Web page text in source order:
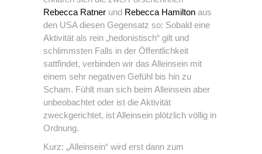
Rebecca Ratner und Rebecca Hamilton aus
den USA diesen Gegensatz so: Sobald eine
Aktivität als rein „hedonistisch“ gilt und
schlimmsten Falls in der Öffentlichkeit
sattfindet, verbinden wir das Alleinsein mit
einem sehr negativen Gefühl bis hin zu
Scham. Fühlt man sich beim Alleinsein aber
unbeobachtet oder ist die Aktivität
zweckgerichtet, ist Alleinsein plötzlich völlig in
Ordnung.
Kurz: „Alleinsein“ wird erst dann zum